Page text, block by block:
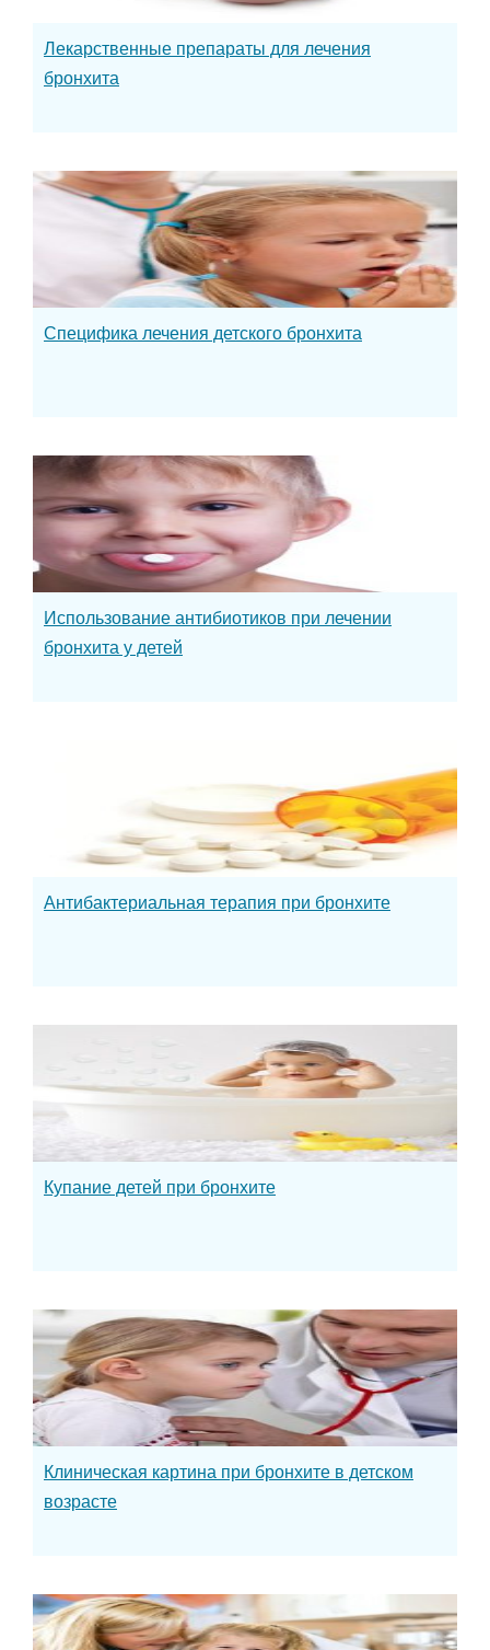
Лекарственные препараты для лечения
бронхита
Специфика лечения детского бронхита
Использование антибиотиков при лечении
бронхита у детей
Антибактериальная терапия при бронхите
Купание детей при бронхите
Клиническая картина при бронхите в детском
возрасте